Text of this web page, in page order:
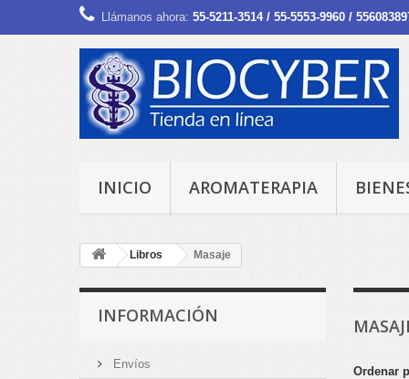
Llámanos ahora: 55-5211-3514 / 55-5553-9960 /
INICIO AROMATERAPIA
Libros Masaje
INFORMACIÓN
Envíos
Ordenar